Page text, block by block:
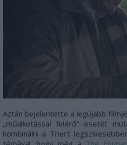
Aztán bejelentette a legújabb
„műalkotással felérő” esetét
kombinálni a Triert